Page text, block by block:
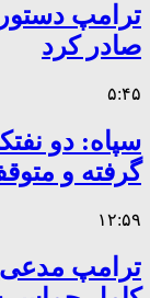
ترامپ دستور
صادر کرد
۵:۴۵
سپاه: دو
گرفته و
۱۲:۵۹
ترامپ مدعی